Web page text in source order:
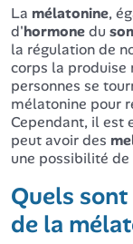
La mélatonine,
d'hormonedu
la régulation de
corps la produise
personnes se
mélatonine pour
Cependant, il est
peut avoir des
une possibilité de
Quels
de la